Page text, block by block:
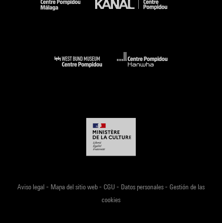
Aviso legal - Mapa del sitio web- CGU - Datos personales- Gestión de las
cookies